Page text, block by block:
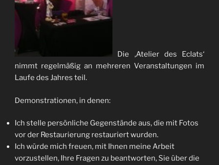
Die ‚Atelier des Eclats‘
nimmt regelmäßig an mehreren Veranstaltungen im
Laufe des Jahres teil.
Demonstrationen, in denen:
Ich stelle persönliche Gegenstände aus, die mit Fotos
vor der Restaurierung restauriert wurden.
Ich würde mich freuen, mit Ihnen meine Arbeit
vorzustellen, Ihre Fragen zu beantworten, Sie über die